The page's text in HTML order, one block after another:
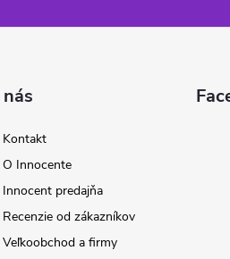
Kontakt
O Innocente
Innocent predajňa
Recenzie od zákazníkov
Veľkoobchod a firmy